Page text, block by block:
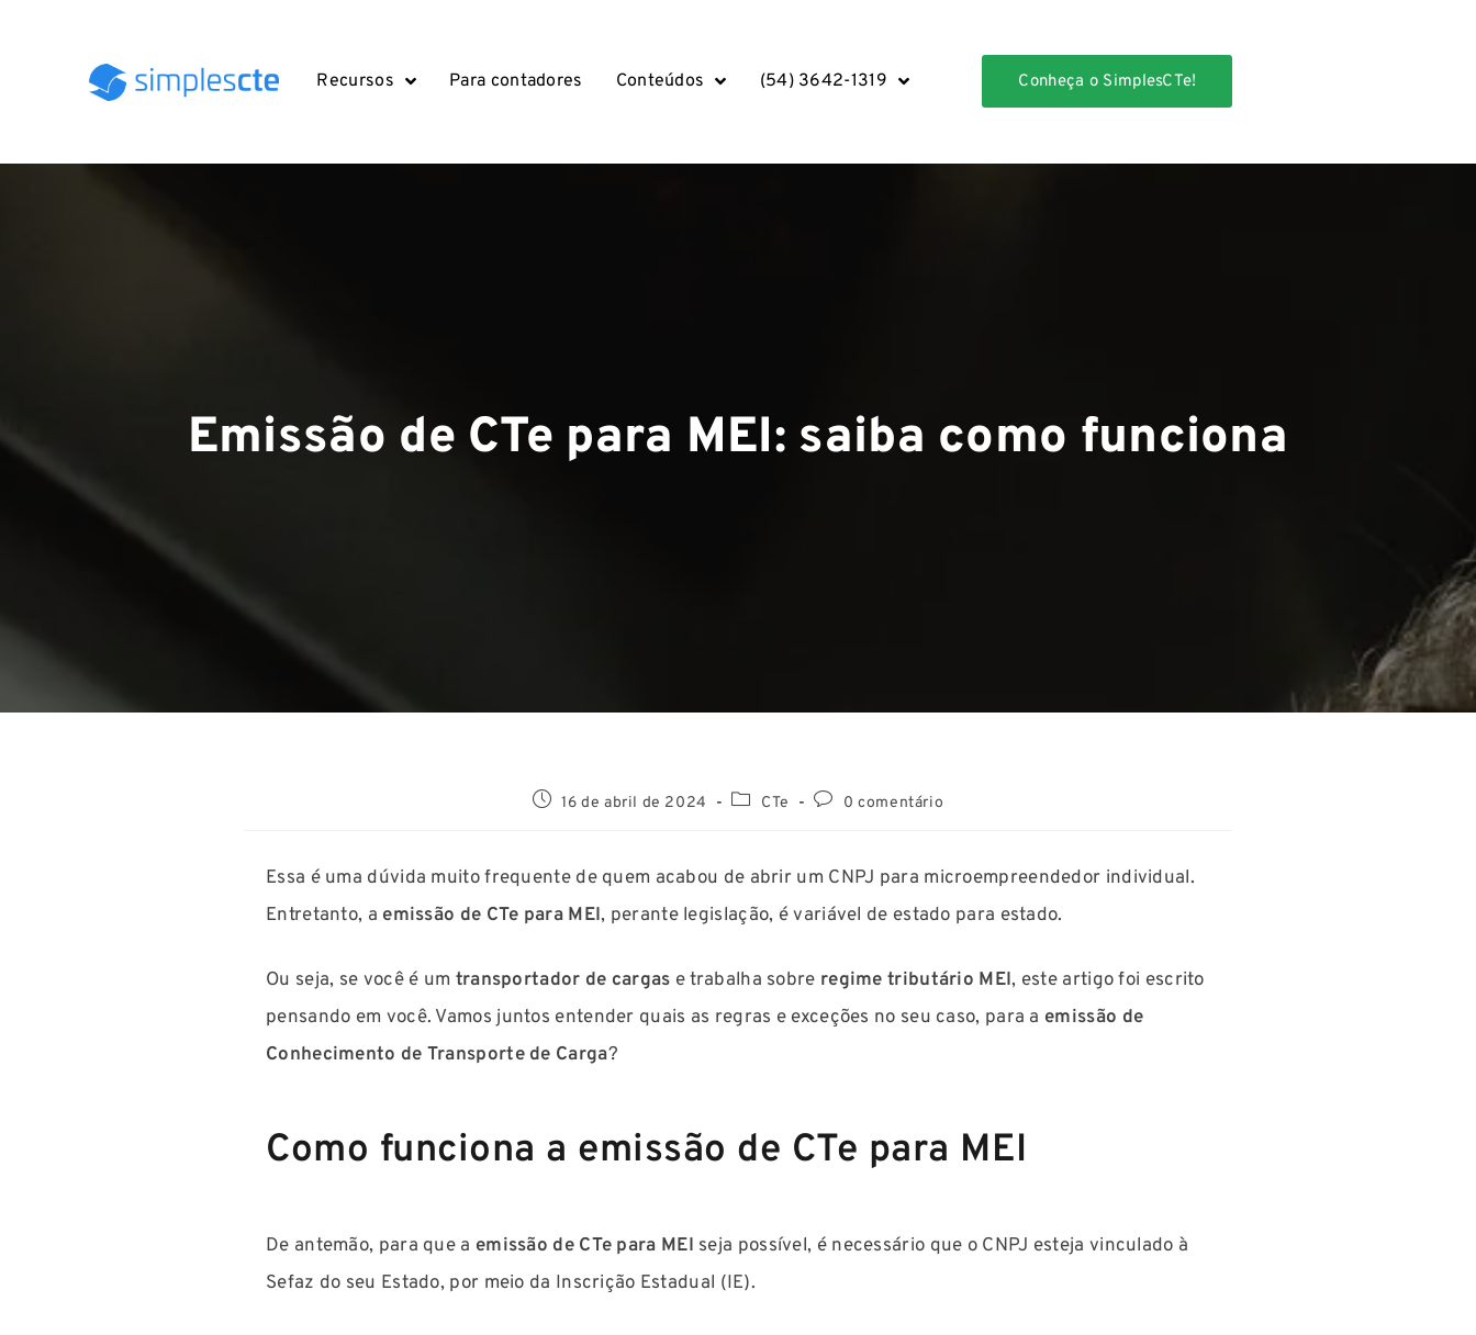
Recursos Para contadores Conteúdos (54) 3642-1319 Conheça o SimplesCTe!
Emissão de CTe para MEI: saiba como funciona
16 de abril de 2024 CTe 0 comentário
Essa é uma dúvida muito frequente de quem acabou de abrir um CNPJ para microempreendedor individual.
Entretanto, a emissão de CTe para MEI, perante legislação, é variável de estado para estado.
Ou seja, se você é um transportador de cargas e trabalha sobre regime tributário MEI, este artigo foi escrito
pensando em você. Vamos juntos entender quais as regras e exceções no seu caso, para a emissão de
Conhecimento de Transporte de Carga?
Como funciona a emissão de CTe para MEI
De antemão, para que a emissão de CTe para MEI seja possível, é necessário que o CNPJ esteja vinculado à
Sefaz do seu Estado, por meio da Inscrição Estadual (IE).